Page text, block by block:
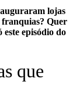
lojas
franquias? Quer
este episódio do
que